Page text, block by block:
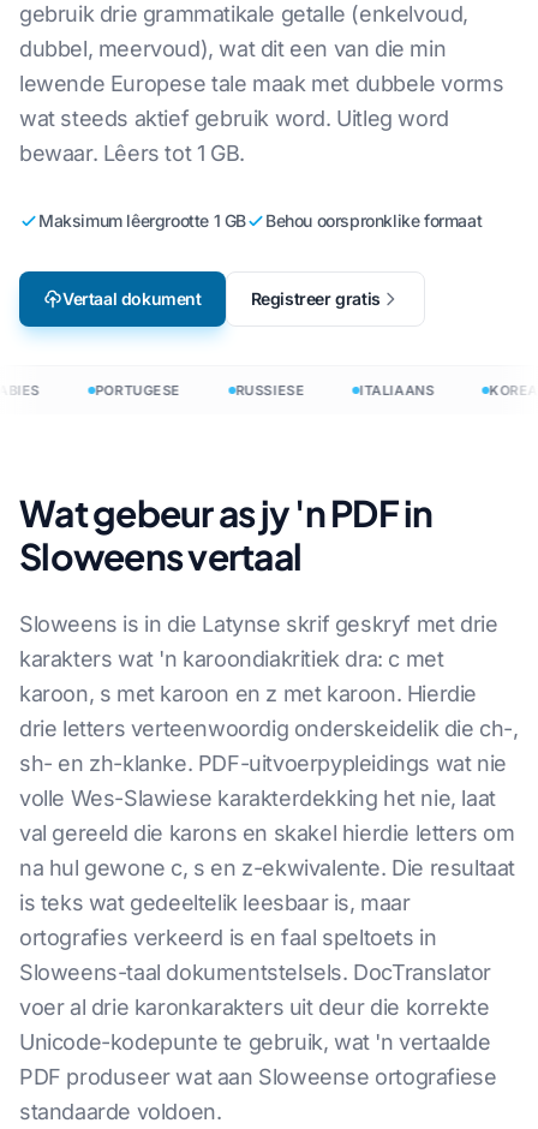
gebruik drie grammatikale getalle (enkelvoud,
dubbel, meervoud), wat dit een van die min
lewende Europese tale maak met dubbele vorms
wat steeds aktief gebruik word. Uitleg word
bewaar. Lêers tot 1 GB.
Maksimum lêergrootte 1 GB Behou oorspronklike formaat
Vertaal dokument Registreer gratis
PORTUGESE RUSSIESE ITALIAANS
Wat gebeur as jy 'n PDF in
Sloweens vertaal
Sloweens is in die Latynse skrif geskryf met drie
karakters wat 'n karoondiakritiek dra: c met
karoon, s met karoon en z met karoon. Hierdie
drie letters verteenwoordig onderskeidelik die ch-,
sh- en zh-klanke. PDF-uitvoerpypleidings wat nie
volle Wes-Slawiese karakterdekking het nie, laat
val gereeld die karons en skakel hierdie letters om
na hul gewone c, s en z-ekwivalente. Die resultaat
is teks wat gedeeltelik leesbaar is, maar
ortografies verkeerd is en faal speltoets in
Sloweens-taal dokumentstelsels. DocTranslator
voer al drie karonkarakters uit deur die korrekte
Unicode-kodepunte te gebruik, wat 'n vertaalde
PDF produseer wat aan Sloweense ortografiese
standaarde voldoen.